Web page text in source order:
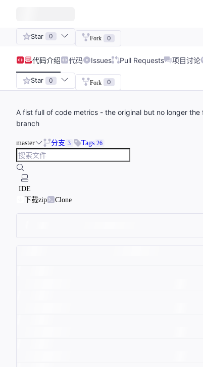
Star 0 Fork 0
代码介绍 代码 Issues Pull Requests 项目讨论
Star 0 Fork 0
A fist full of code metrics - the original but no longer
branch
master 分支 3 Tags 26
IDE
下载zip
Clone